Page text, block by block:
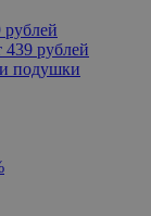
рублей
439 рублей
подушки